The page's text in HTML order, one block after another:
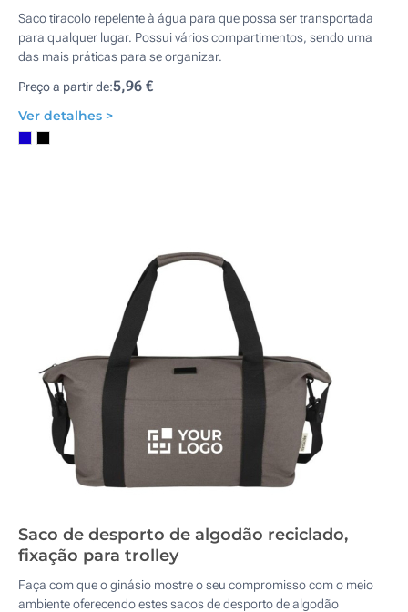
Saco tiracolo repelente à água para que possa ser transportada
para qualquer lugar. Possui vários compartimentos, sendo uma
das mais práticas para se organizar.
Preço a partir de:5,96 €
Ver detalhes >
Saco de desporto de algodão reciclado,
fixação para trolley
Faça com que o ginásio mostre o seu compromisso com o meio
ambiente oferecendo estes sacos de desporto de algodão